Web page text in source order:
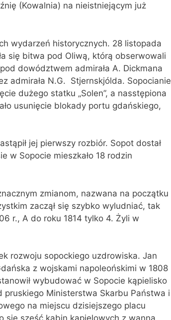
(Kowalnia) na nieistniejącym już
wydarzeń historycznych. 28 listopada
się bitwa pod Oliwą, którą obserwowali
dowództwem admirała A. Dickmana
admirała N.G. Stjernskjólda. Sopocianie
dużego statku „Solen”, a nasstępiona
usunięcie blokady portu gdańskiego,
jej pierwszy rozbiór. Sopot dostał
w Sopocie mieszkało 18 rodzin
zmianom, nazwana na początku
zaczął się szybko wyludniać, tak
r., A do roku 1814 tylko 4. Żyli w
rozwoju sopockiego uzdrowiska. Jan
z wojskami napoleońskimi w 1808
wybudować w Sopocie kąpielisko
pruskiego Ministerstwa Skarbu Państwa i
na miejscu dzisiejszego placu